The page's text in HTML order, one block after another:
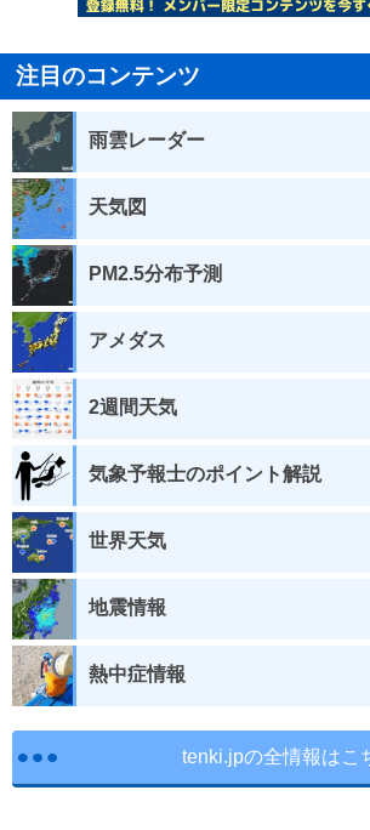
注目のコンテンツ
雨雲レーダー
天気図
PM2.5分布予測
アメダス
2週間天気
気象予報士のポイント解説
世界天気
地震情報
熱中症情報
tenki.jpの全情報はこ